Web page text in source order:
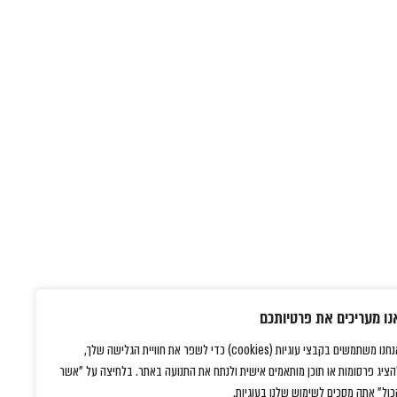
מעריכים את פרטיותכם
אנחנו משתמשים בקבצי עוגיות (cookies) כדי לשפר את חוויית הגלישה שלך,
פרסומות או תוכן מותאמים אישית ולנתח את התנועה באתר. בלחיצה על "אשר
אתה מסכים לשימוש שלנו בעוגיות.